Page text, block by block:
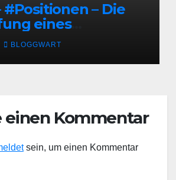
eines
– heute:
BLOGGWART
einen Kommentar
sein, um einen Kommentar